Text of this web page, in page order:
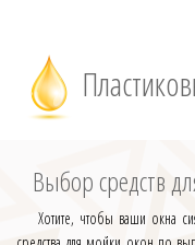
Выбор средств
Хотите, чтобы ваши окна